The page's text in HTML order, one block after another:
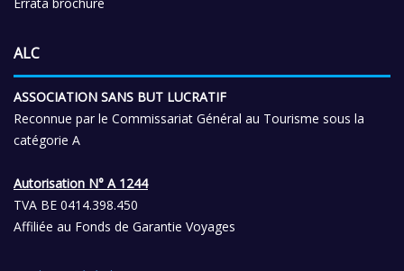
ALC
ASSOCIATION SANS BUT LUCRATIF
Reconnue par le Commissariat Général au Tourisme sous la
catégorie A
Autorisation N° A 1244
TVA BE 0414.398.450
Affiliée au Fonds de Garantie Voyages